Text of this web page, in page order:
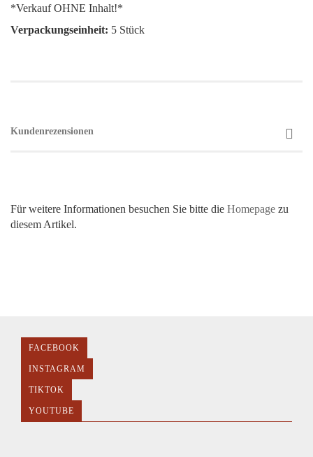
*Verkauf OHNE Inhalt!*
Verpackungseinheit: 5 Stück
Kundenrezensionen
Für weitere Informationen besuchen Sie bitte die Homepage zu
diesem Artikel.
FACEBOOK
INSTAGRAM
TIKTOK
YOUTUBE